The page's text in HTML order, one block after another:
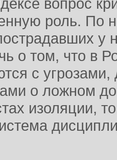
вопрос
роль. По
у
о том, что в
с
о ложном
изоляции,